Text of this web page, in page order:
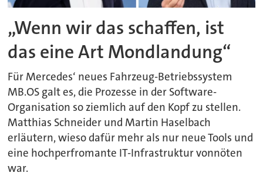
„Wenn wir das schaffen, ist
das eine Art Mondlandung“
Für Mercedes‘ neues Fahrzeug-Betriebssystem
MB.OS galt es, die Prozesse in der Software-
Organisation so ziemlich auf den Kopf zu stellen.
Matthias Schneider und Martin Haselbach
erläutern, wieso dafür mehr als nur neue Tools und
eine hochperfromante IT-Infrastruktur vonnöten
war.